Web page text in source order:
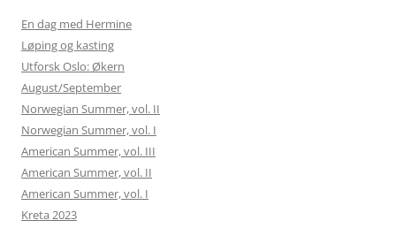
En dag med Hermine
Løping og kasting
Utforsk Oslo: Økern
August/September
Norwegian Summer, vol. II
Norwegian Summer, vol. I
American Summer, vol. III
American Summer, vol. II
American Summer, vol. I
Kreta 2023